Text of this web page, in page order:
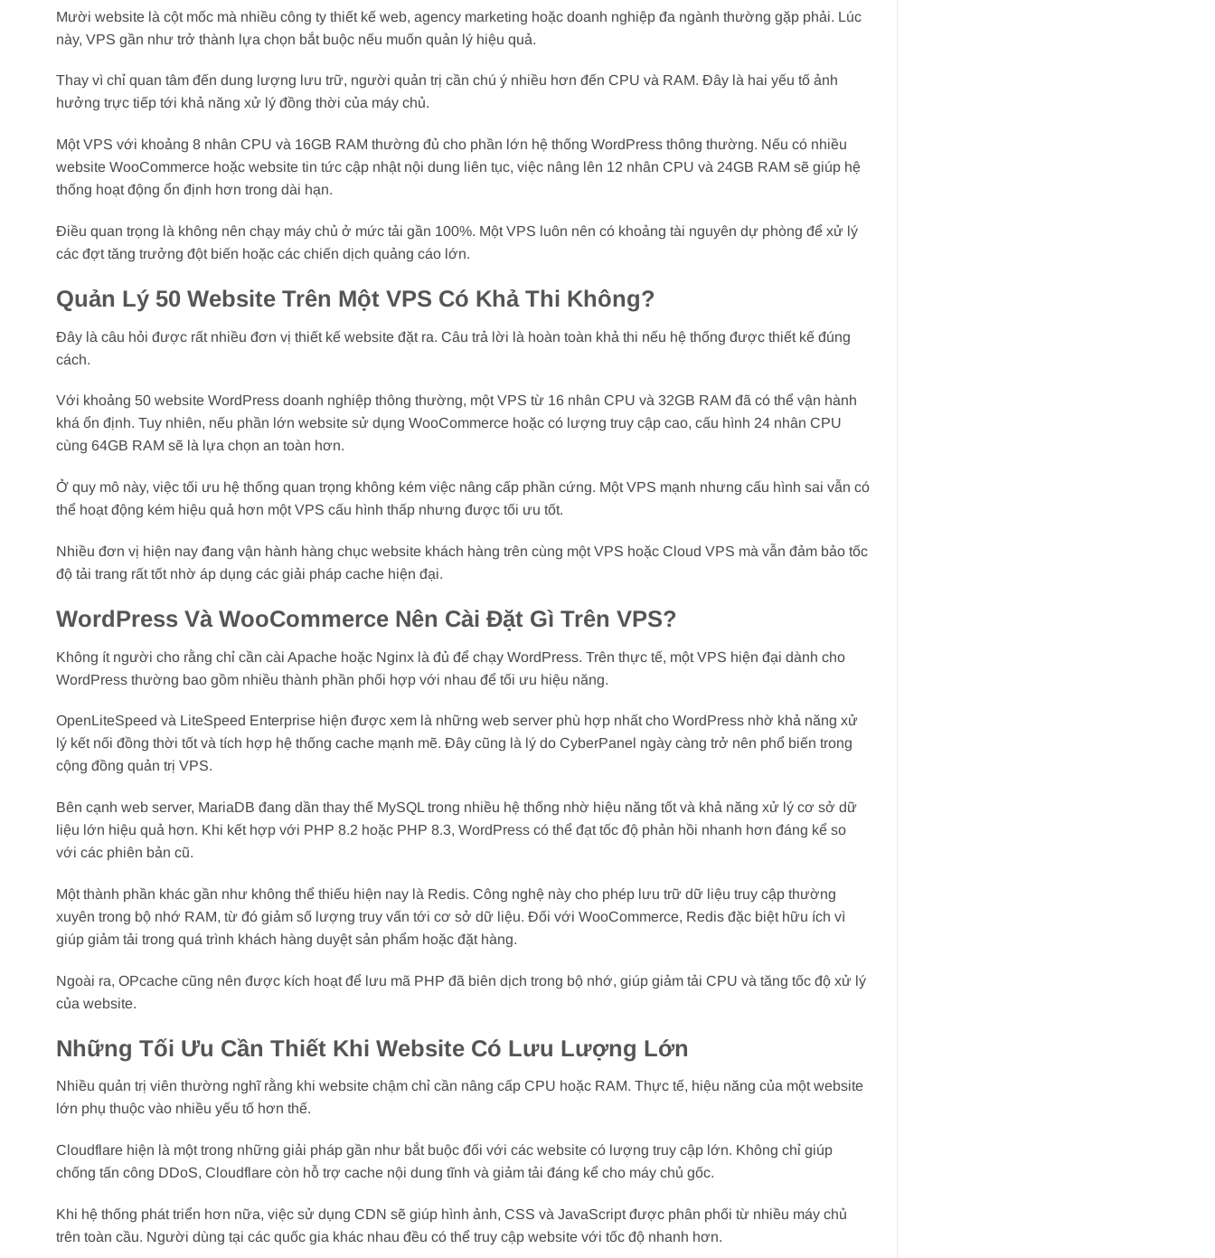
Mười website là cột mốc mà nhiều công ty thiết kế web, agency marketing hoặc doanh nghiệp đa ngành thường gặp phải. Lúc
này, VPS gần như trở thành lựa chọn bắt buộc nếu muốn quản lý hiệu quả.
Thay vì chỉ quan tâm đến dung lượng lưu trữ, người quản trị cần chú ý nhiều hơn đến CPU và RAM. Đây là hai yếu tố ảnh
hưởng trực tiếp tới khả năng xử lý đồng thời của máy chủ.
Một VPS với khoảng 8 nhân CPU và 16GB RAM thường đủ cho phần lớn hệ thống WordPress thông thường. Nếu có nhiều
website WooCommerce hoặc website tin tức cập nhật nội dung liên tục, việc nâng lên 12 nhân CPU và 24GB RAM sẽ giúp hệ
thống hoạt động ổn định hơn trong dài hạn.
Điều quan trọng là không nên chạy máy chủ ở mức tải gần 100%. Một VPS luôn nên có khoảng tài nguyên dự phòng để xử lý
các đợt tăng trưởng đột biến hoặc các chiến dịch quảng cáo lớn.
Quản Lý 50 Website Trên Một VPS Có Khả Thi Không?
Đây là câu hỏi được rất nhiều đơn vị thiết kế website đặt ra. Câu trả lời là hoàn toàn khả thi nếu hệ thống được thiết kế đúng
cách.
Với khoảng 50 website WordPress doanh nghiệp thông thường, một VPS từ 16 nhân CPU và 32GB RAM đã có thể vận hành
khá ổn định. Tuy nhiên, nếu phần lớn website sử dụng WooCommerce hoặc có lượng truy cập cao, cấu hình 24 nhân CPU
cùng 64GB RAM sẽ là lựa chọn an toàn hơn.
Ở quy mô này, việc tối ưu hệ thống quan trọng không kém việc nâng cấp phần cứng. Một VPS mạnh nhưng cấu hình sai vẫn có
thể hoạt động kém hiệu quả hơn một VPS cấu hình thấp nhưng được tối ưu tốt.
Nhiều đơn vị hiện nay đang vận hành hàng chục website khách hàng trên cùng một VPS hoặc Cloud VPS mà vẫn đảm bảo tốc
độ tải trang rất tốt nhờ áp dụng các giải pháp cache hiện đại.
WordPress Và WooCommerce Nên Cài Đặt Gì Trên VPS?
Không ít người cho rằng chỉ cần cài Apache hoặc Nginx là đủ để chạy WordPress. Trên thực tế, một VPS hiện đại dành cho
WordPress thường bao gồm nhiều thành phần phối hợp với nhau để tối ưu hiệu năng.
OpenLiteSpeed và LiteSpeed Enterprise hiện được xem là những web server phù hợp nhất cho WordPress nhờ khả năng xử
lý kết nối đồng thời tốt và tích hợp hệ thống cache mạnh mẽ. Đây cũng là lý do CyberPanel ngày càng trở nên phổ biến trong
cộng đồng quản trị VPS.
Bên cạnh web server, MariaDB đang dần thay thế MySQL trong nhiều hệ thống nhờ hiệu năng tốt và khả năng xử lý cơ sở dữ
liệu lớn hiệu quả hơn. Khi kết hợp với PHP 8.2 hoặc PHP 8.3, WordPress có thể đạt tốc độ phản hồi nhanh hơn đáng kể so
với các phiên bản cũ.
Một thành phần khác gần như không thể thiếu hiện nay là Redis. Công nghệ này cho phép lưu trữ dữ liệu truy cập thường
xuyên trong bộ nhớ RAM, từ đó giảm số lượng truy vấn tới cơ sở dữ liệu. Đối với WooCommerce, Redis đặc biệt hữu ích vì
giúp giảm tải trong quá trình khách hàng duyệt sản phẩm hoặc đặt hàng.
Ngoài ra, OPcache cũng nên được kích hoạt để lưu mã PHP đã biên dịch trong bộ nhớ, giúp giảm tải CPU và tăng tốc độ xử lý
của website.
Những Tối Ưu Cần Thiết Khi Website Có Lưu Lượng Lớn
Nhiều quản trị viên thường nghĩ rằng khi website chậm chỉ cần nâng cấp CPU hoặc RAM. Thực tế, hiệu năng của một website
lớn phụ thuộc vào nhiều yếu tố hơn thế.
Cloudflare hiện là một trong những giải pháp gần như bắt buộc đối với các website có lượng truy cập lớn. Không chỉ giúp
chống tấn công DDoS, Cloudflare còn hỗ trợ cache nội dung tĩnh và giảm tải đáng kể cho máy chủ gốc.
Khi hệ thống phát triển hơn nữa, việc sử dụng CDN sẽ giúp hình ảnh, CSS và JavaScript được phân phối từ nhiều máy chủ
trên toàn cầu. Người dùng tại các quốc gia khác nhau đều có thể truy cập website với tốc độ nhanh hơn.